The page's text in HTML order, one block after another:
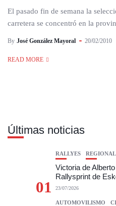
El pasado fin de semana la
carretera se concentró en la
By José González Mayoral 20/02/2010
READ MORE
Últimas noticias
01
RALLYES REGIONAL
Victoria de
Rallysprint de
23/07/2026
AUTOMOVILISMO